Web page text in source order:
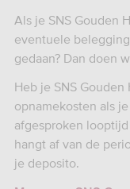
Als je SNS Gouden
eventuele
gedaan? Dan doen
Heb je SNS
opnamekosten als
afgesproken
hangt af van de
je deposito.